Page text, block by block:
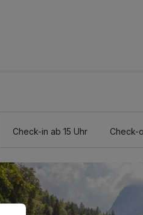
Check-in ab 15 Uhr Check-